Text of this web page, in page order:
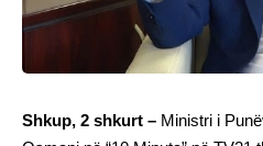
Shkup, 2 shkurt – Ministri i